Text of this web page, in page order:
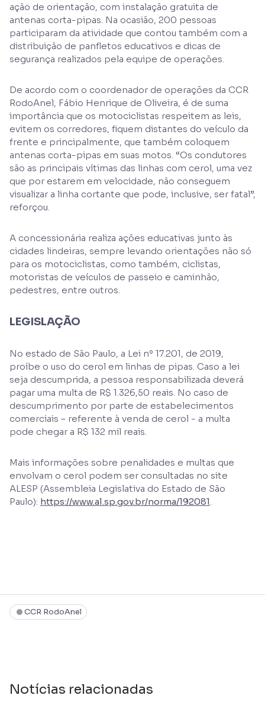
ação de orientação, com instalação gratuita de
antenas corta-pipas. Na ocasião, 200 pessoas
participaram da atividade que contou também com a
distribuição de panfletos educativos e dicas de
segurança realizados pela equipe de operações.
De acordo com o coordenador de operações da CCR
RodoAnel, Fábio Henrique de Oliveira, é de suma
importância que os motociclistas respeitem as leis,
evitem os corredores, fiquem distantes do veículo da
frente e principalmente, que também coloquem
antenas corta-pipas em suas motos. “Os condutores
são as principais vítimas das linhas com cerol, uma vez
que por estarem em velocidade, não conseguem
visualizar a linha cortante que pode, inclusive, ser fatal”,
reforçou.
A concessionária realiza ações educativas junto às
cidades lindeiras, sempre levando orientações não só
para os motociclistas, como também, ciclistas,
motoristas de veículos de passeio e caminhão,
pedestres, entre outros.
LEGISLAÇÃO
No estado de São Paulo, a Lei nº 17.201, de 2019,
proíbe o uso do cerol em linhas de pipas. Caso a lei
seja descumprida, a pessoa responsabilizada deverá
pagar uma multa de R$ 1.326,50 reais. No caso de
descumprimento por parte de estabelecimentos
comerciais – referente à venda de cerol - a multa
pode chegar a R$ 132 mil reais.
Mais informações sobre penalidades e multas que
envolvam o cerol podem ser consultadas no site
ALESP (Assembleia Legislativa do Estado de São
Paulo): https://www.al.sp.gov.br/norma/192081
CCR RodoAnel
Notícias relacionadas